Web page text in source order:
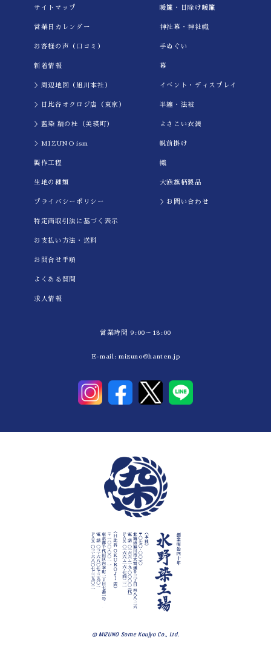
サイトマップ
営業日カレンダー
お客様の声（口コミ）
新着情報
＞周辺地図（旭川本社）
＞日比谷オクロジ店（東京）
＞藍染 結の杜（美瑛町）
＞MIZUNO ism
製作工程
生地の種類
プライバシーポリシー
特定商取引法に基づく表示
お支払い方法・送料
お問合せ手順
よくある質問
求人情報
暖簾・日除け暖簾
神社幕・神社幟
手ぬぐい
幕
イべント・ディスプレイ
半纏・法被
よさこい衣装
帆前掛け
幟
大漁旗柄製品
＞お問い合わせ
営業時間 9:00～18:00
E-mail: mizuno@hanten.jp
© MIZUNO Some Koujyo Co., Ltd.